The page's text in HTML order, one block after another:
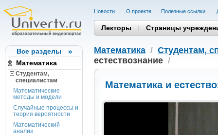
Все разделы
Математика
Студентам,
cпециалистам
Математические
методы и модели
Случайные процессы и
теория вероятности
Математический
анализ
Новости О проекте Полезные cсылки
Лекторы Страницы
Математика / Студентам,
естествознание /
Математика и